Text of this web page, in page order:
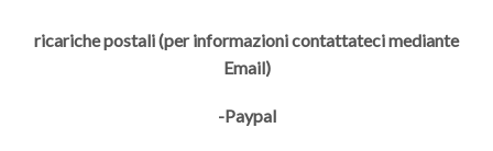
ricariche postali (per informazioni contattateci mediante
Email)
-Paypal